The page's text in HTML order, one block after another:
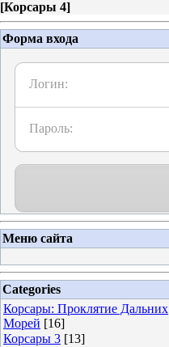
[Корсары 4]
Форма входа
Логин:
Пароль:
Меню сайта
Categories
Корсары: Проклятие Дальних
Морей [16]
Корсары 3 [13]